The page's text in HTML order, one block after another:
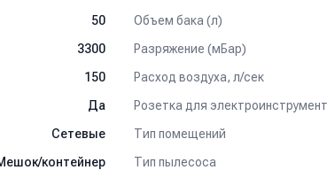
50 Объем бака (л)
3300 Разряжение (мБар)
150 Расход воздуха, л/сек
Да Розетка для
Сетевые Тип помещений
контейнер Тип пылесоса